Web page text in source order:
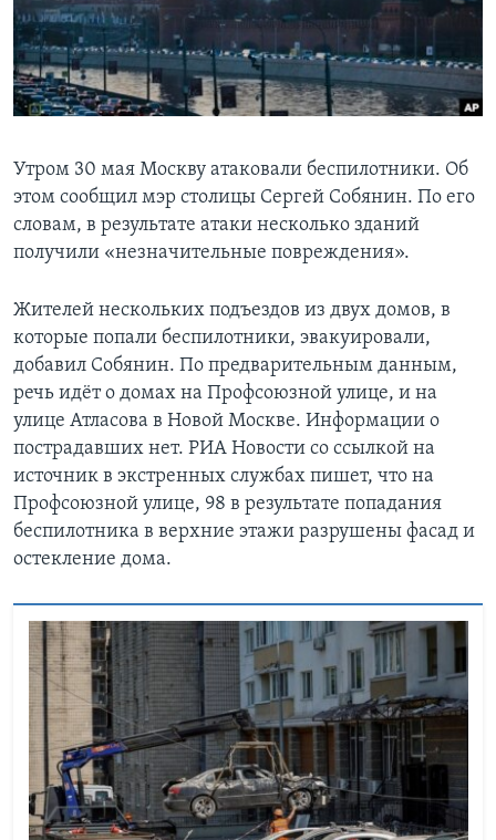
Learning English
СОЦИАЛЬНЫЕ СЕТИ
Языки
Утром 30 мая Москву атаковали беспилотники. Об
этом сообщил мэр столицы Сергей Собянин. По его
словам, в результате атаки несколько зданий
получили «незначительные повреждения».
Жителей нескольких подъездов из двух домов, в
которые попали беспилотники, эвакуировали,
добавил Собянин. По предварительным данным,
речь идёт о домах на Профсоюзной улице, и на
улице Атласова в Новой Москве. Информации о
пострадавших нет. РИА Новости со ссылкой на
источник в экстренных службах пишет, что на
Профсоюзной улице, 98 в результате попадания
беспилотника в верхние этажи разрушены фасад и
остекление дома.